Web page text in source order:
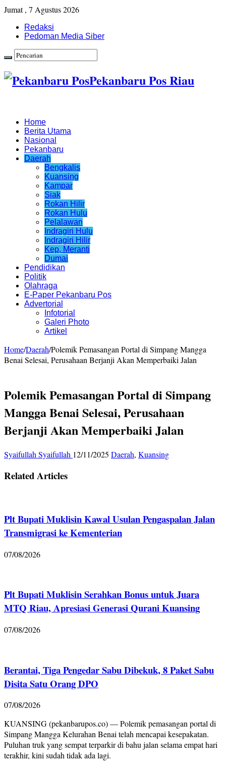
Jumat , 7 Agustus 2026
Redaksi
Pedoman Media Siber
Pekanbaru Pos Riau
Home
Berita Utama
Nasional
Pekanbaru
Daerah
Bengkalis
Kuansing
Kampar
Siak
Rokan Hilir
Rokan Hulu
Pelalawan
Indragiri Hulu
Indragiri Hilir
Kep, Meranti
Dumai
Pendidikan
Politik
Olahraga
E-Paper Pekanbaru Pos
Advertorial
Infotorial
Galeri Photo
Artikel
Home/Daerah/Polemik Pemasangan Portal di Simpang Mangga
Benai Selesai, Perusahaan Berjanji Akan Memperbaiki Jalan
Polemik Pemasangan Portal di Simpang
Mangga Benai Selesai, Perusahaan
Berjanji Akan Memperbaiki Jalan
Syaifullah Syaifullah 12/11/2025 Daerah, Kuansing
Related Articles
Plt Bupati Muklisin Kawal Usulan Pengaspalan Jalan
Transmigrasi ke Kementerian
07/08/2026
Plt Bupati Muklisin Serahkan Bonus untuk Juara
MTQ Riau, Apresiasi Generasi Qurani Kuansing
07/08/2026
Berantai, Tiga Pengedar Sabu Dibekuk, 8 Paket Sabu
Disita Satu Orang DPO
07/08/2026
KUANSING (pekanbarupos.co) — Polemik pemasangan portal di
Simpang Mangga Kelurahan Benai telah mencapai kesepakatan.
Puluhan truk yang sempat terparkir di bahu jalan selama empat hari
terakhir, kini sudah tidak ada lagi.